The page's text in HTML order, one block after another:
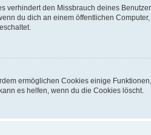
verhindert den Missbrauch deines
du dich an einem öffentlichen
ermöglichen Cookies einige
es helfen, wenn du die Cookies löscht.